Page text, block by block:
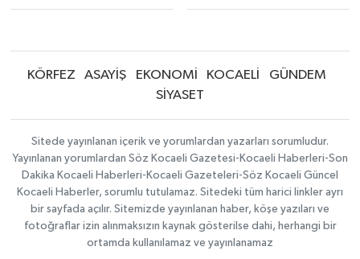
KÖRFEZ ASAYİŞ EKONOMİ KOCAELİ
GÜNDEM
SİYASET
Sitede yayınlanan içerik ve yorumlardan yazarları sorumludur.
Yayınlanan yorumlardan Söz Kocaeli Gazetesi-Kocaeli Haberleri-Son
Dakika Kocaeli Haberleri-Kocaeli Gazeteleri-Söz Kocaeli Güncel
Kocaeli Haberler, sorumlu tutulamaz. Sitedeki tüm harici linkler ayrı
bir sayfada açılır. Sitemizde yayınlanan haber, köşe yazıları ve
fotoğraflar izin alınmaksızın kaynak gösterilse dahi, herhangi bir
ortamda kullanılamaz ve yayınlanamaz